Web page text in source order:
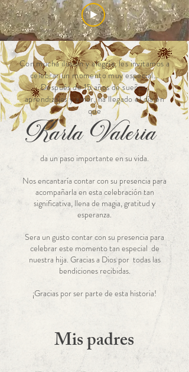
Con mucha ilusión y alegría, les invitamos a
celebrar un momento muy especial…
Después de 15 años de sueños,
aprendizajes y amor, ha llegado el día en
que
Karla Valeria
da un paso importante en su vida.
Nos encantaría contar con su presencia para
acompañarla en esta celebración tan
significativa, llena de magia, gratitud y
esperanza.
Sera un gusto contar con su presencia para
celebrar este momento tan especial de
nuestra hija. Gracias a Dios por todas las
bendiciones recibidas.
¡Gracias por ser parte de esta historia!
Mis padres